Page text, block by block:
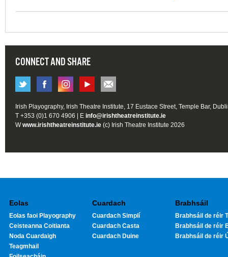
CONNECT AND SHARE
Irish Playography, Irish Theatre Institute, 17 Eustace Street, Temple Bar,
T +353 (0)1 670 4906 | E info@irishtheatreinstitute.ie
Wwww.irishtheatreinstitute.ie (c) Irish Theatre Institute 2026
Eolas
Eolas faoi Playography
Ceisteanna Coitianta
Noda Cuardaigh
Teagmhail
Cuardach
Cuardach Simplí
Cuardach Casta
Cuardach Duine
Brabhsáil
Brabhsáil de réir
Brabhsáil de réir
Brabhsáil de réir